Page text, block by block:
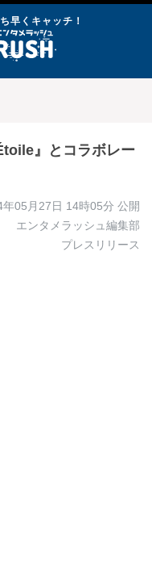
早くキャッチ！
』とコラボレー
年05月27日 14時05分 公開
エンタメラッシュ編集部
プレスリリース